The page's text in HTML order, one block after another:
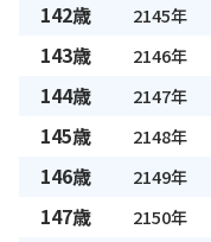
142歳 2145年
143歳 2146年
144歳 2147年
145歳 2148年
146歳 2149年
147歳 2150年